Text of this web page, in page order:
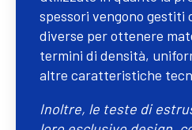
spessori vengono gestiti
diverse per ottenere
termini di densità,
altre caratteristiche
Inoltre, le teste di